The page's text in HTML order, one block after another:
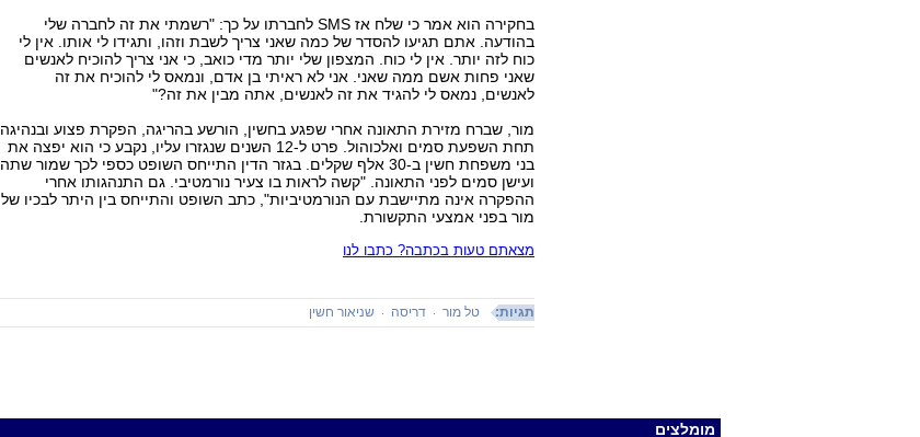
בחקירה הוא אמר כי שלח אז SMS לחברתו על כך: "רשמתי את זה לחברה שלי
בהודעה. אתם תגיעו להסדר של כמה שאני צריך לשבת וזהו, ותגידו לי אותו. אין לי
כוח לזה יותר. אין לי כוח. המצפון שלי יותר מדי כואב, כי אני צריך להוכיח לאנשים
שאני פחות אשם ממה שאני. אני לא ראיתי בן אדם, ונמאס לי להוכיח את זה
לאנשים, נמאס לי להגיד את זה לאנשים, אתה מבין את זה?"
מור, שברח מזירת התאונה אחרי שפגע בחשין, הורשע בהריגה, הפקרת פצוע ובנהיגה
תחת השפעת סמים ואלכוהול. פרט ל-12 השנים שנגזרו עליו, נקבע כי הוא יפצה את
בני משפחת חשין ב-30 אלף שקלים. בגזר הדין התייחס השופט כספי לכך שמור שתה
ועישן סמים לפני התאונה. "קשה לראות בו צעיר נורמטיבי. גם התנהגותו אחרי
ההפקרה אינה מתיישבת עם הנורמטיביות", כתב השופט והתייחס בין היתר לבכיו של
מור בפני אמצעי התקשורת.
מצאתם טעות בכתבה? כתבו לנו
תגיות: טל מור דריסה שניאור חשין
מומלצים